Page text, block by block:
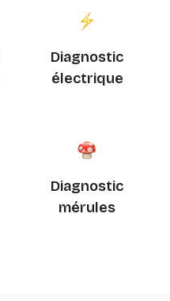
Diagnostic
électrique
Diagnostic
mérules